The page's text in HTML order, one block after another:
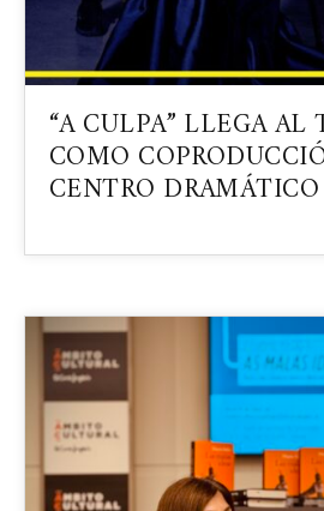
“A CULPA” LLEGA AL
COMO
CENTRO